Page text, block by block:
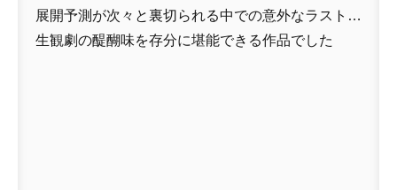
展開予測が次々と裏切られる中での意外なラスト…
生観劇の醍醐味を存分に堪能できる作品でした